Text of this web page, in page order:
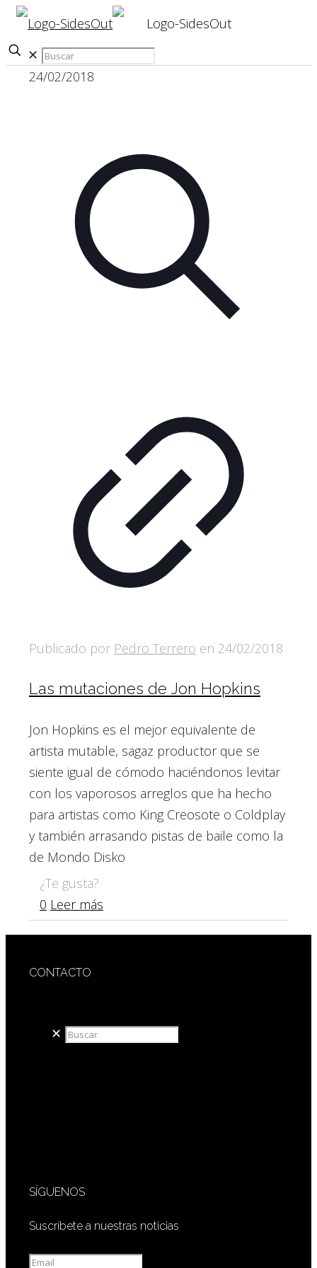
✕
24/02/2018
Publicado por Pedro Terrero en 24/02/2018
Las mutaciones de Jon Hopkins
Jon Hopkins es el mejor equivalente de
artista mutable, sagaz productor que se
siente igual de cómodo haciéndonos levitar
con los vaporosos arreglos que ha hecho
para artistas como King Creosote o Coldplay
y también arrasando pistas de baile como la
de Mondo Disko
¿Te gusta?
0 Leer más
CONTACTO
✕
SÍGUENOS
Suscríbete a nuestras noticias